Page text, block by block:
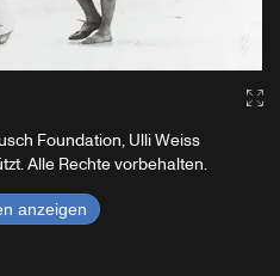
Foundation, Ulli Weiss
Alle Rechte vorbehalten.
anzeigen